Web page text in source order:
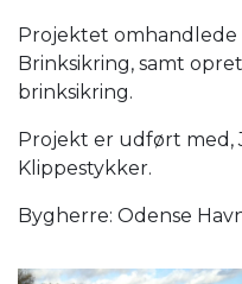
Projektet omhandlede
Brinksikring, samt
brinksikring.
Projekt er udført med,
Klippestykker.
Bygherre: Odense